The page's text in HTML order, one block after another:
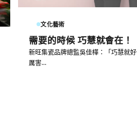
文化藝術
需要的時候 巧慧就會在！
新旺集瓷品牌總監吳佳樺：「巧慧就
厲害…